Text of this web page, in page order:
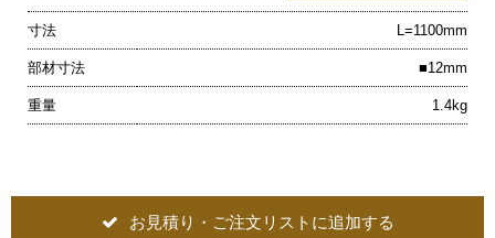
寸法 L=1100mm
部材寸法 ■12mm
重量 1.4kg
お見積り・ご注文リストに追加する